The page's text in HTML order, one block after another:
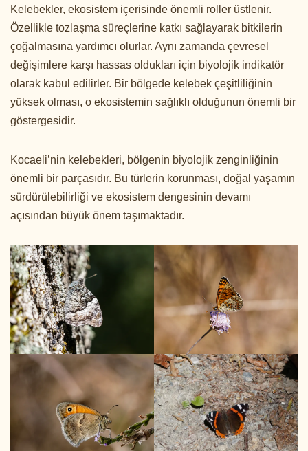
Kelebekler, ekosistem içerisinde önemli roller üstlenir.
Özellikle tozlaşma süreçlerine katkı sağlayarak bitkilerin
çoğalmasına yardımcı olurlar. Aynı zamanda çevresel
değişimlere karşı hassas oldukları için biyolojik indikatör
olarak kabul edilirler. Bir bölgede kelebek çeşitliliğinin
yüksek olması, o ekosistemin sağlıklı olduğunun önemli bir
göstergesidir.
Kocaeli’nin kelebekleri, bölgenin biyolojik zenginliğinin
önemli bir parçasıdır. Bu türlerin korunması, doğal yaşamın
sürdürülebilirliği ve ekosistem dengesinin devamı
açısından büyük önem taşımaktadır.